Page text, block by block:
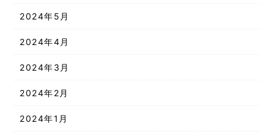
2024年5月
2024年4月
2024年3月
2024年2月
2024年1月